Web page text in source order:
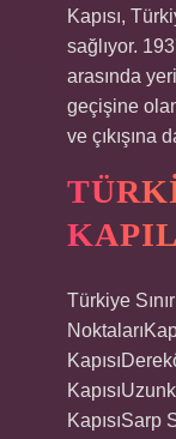
Kapısı,
sağlıyor.
arasında
geçişine
ve çıkışına
Türkiye
KapısıSarp